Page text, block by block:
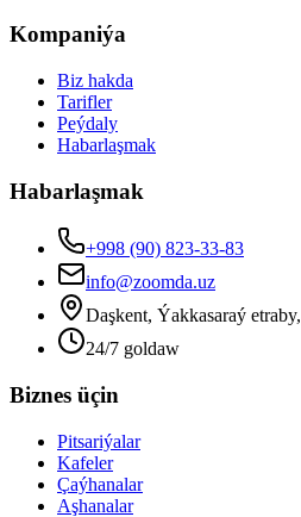
Kompaniýa
Biz hakda
Tarifler
Peýdaly
Habarlaşmak
Habarlaşmak
+998 (90) 823-33-83
info@zoomda.uz
Daşkent, Ýakkasaraý
24/7 goldaw
Biznes üçin
Pitsariýalar
Kafeler
Çaýhanalar
Aşhanalar